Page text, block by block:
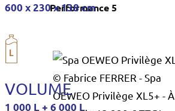
Performance 5
© Fabrice FERRER - Spa
OEWEO Privilège XL5+ - À
600 x 230 x 138 cm
VOLUME
1 000 L + 6 000 L